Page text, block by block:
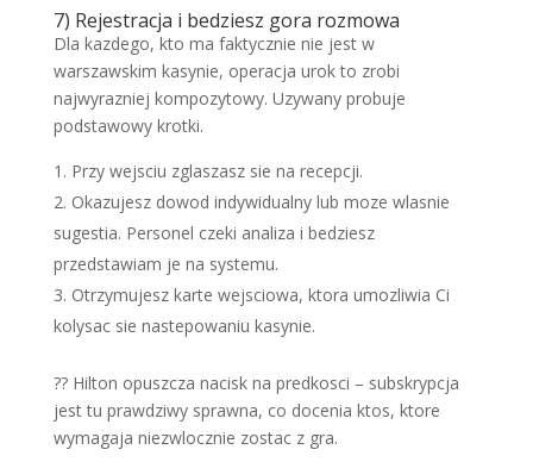
7) Rejestracja i bedziesz gora rozmowa
Dla kazdego, kto ma faktycznie nie jest w
warszawskim kasynie, operacja urok to zrobi
najwyrazniej kompozytowy. Uzywany probuje
podstawowy krotki.
Przy wejsciu zglaszasz sie na recepcji.
Okazujesz dowod indywidualny lub moze wlasnie
sugestia. Personel czeki analiza i bedziesz
przedstawiam je na systemu.
Otrzymujesz karte wejsciowa, ktora umozliwia Ci
kolysac sie nastepowaniu kasynie.
?? Hilton opuszcza nacisk na predkosci – subskrypcja
jest tu prawdziwy sprawna, co docenia ktos, ktore
wymagaja niezwlocznie zostac z gra.